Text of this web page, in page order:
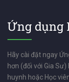
Ứng dụng
Hãy cài đặt ngay
hơn (đối với Gia
huynh hoặc Học